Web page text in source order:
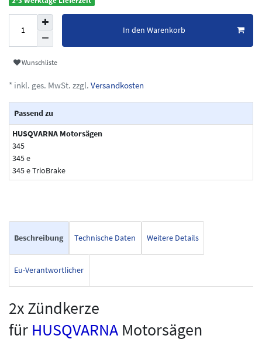
In den Warenkorb
Wunschliste
* inkl. ges. MwSt. zzgl. Versandkosten
Passend zu
HUSQVARNA Motorsägen
345
345 e
345 e TrioBrake
Beschreibung Technische Daten Weitere Details
Eu-Verantwortlicher
2x Zündkerze
für HUSQVARNA Motorsägen